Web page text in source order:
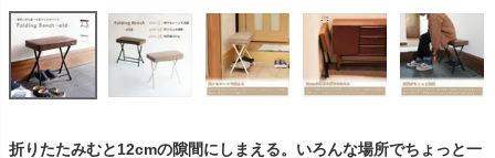
折りたたみむと12cmの隙間にしまえる。いろんな場所でちょっと一